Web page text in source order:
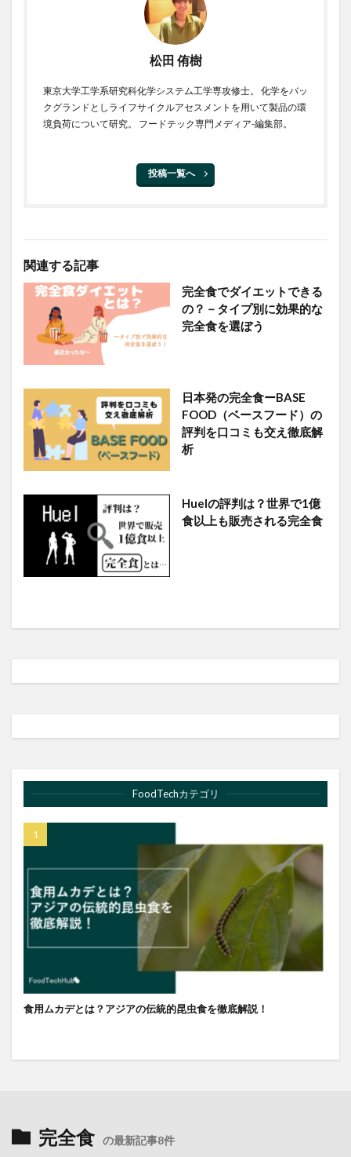
松田 侑樹
東京大学工学系研究科化学システム工学専攻修士。 化学をバッ
クグランドとしライフサイクルアセスメントを用いて製品の環
境負荷について研究。 フードテック専門メディア-編集部。
投稿一覧へ
関連する記事
完全食でダイエットできる
の？－タイプ別に効果的な
完全食を選ぼう
日本発の完全食ーBASE
FOOD（ベースフード）の
評判を口コミも交え徹底解
析
Huelの評判は？世界で1億
食以上も販売される完全食
FoodTechカテゴリ
食用ムカデとは？アジアの伝統的昆虫食を徹底解説！
完全食 の最新記事8件